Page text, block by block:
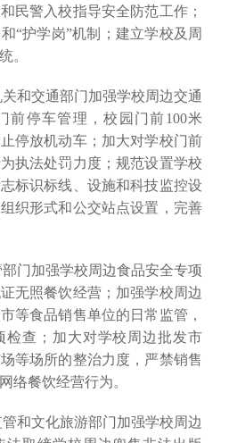
民警入校指导安全防范工作；
“护学岗”机制；建立学校及周
。
交通部门加强学校周边交通
前停车管理，校园门前100米
止停放机动车；加大对学校门前
执法处罚力度；规范设置学校
标识标线、设施和科技监控设
织形式和公交站点设置，完善
加强学校周边食品安全专项
无照餐饮经营；加强学校周边
等食品销售单位的日常监管，
检查；加大对学校周边批发市
等场所的整治力度，严禁销售
络餐饮经营行为。
文化旅游部门加强学校周边